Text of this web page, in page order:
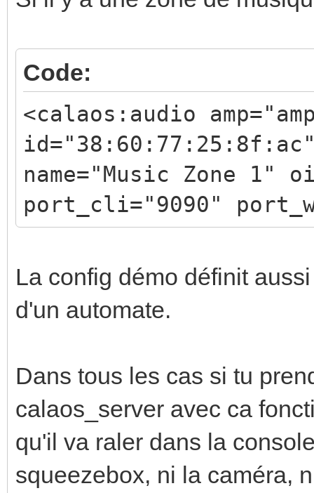
Code:
<calaos:audio
name="Music Zone 1"
port_cli="9090"
La config démo définit
d'un automate.
Dans tous les cas si tu
calaos_server avec ca
qu'il va raler dans la
squeezebox, ni la caméra,